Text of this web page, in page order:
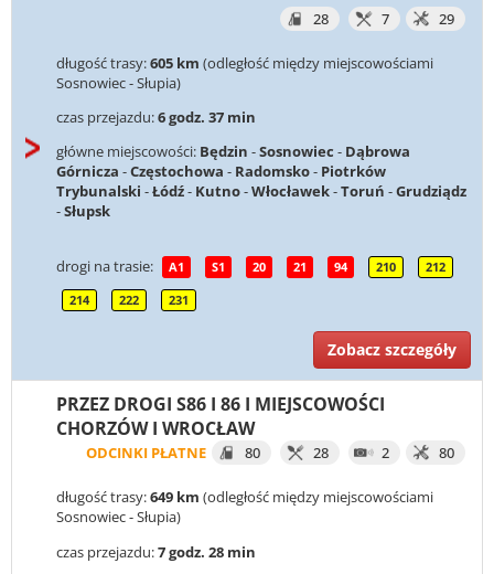
28
7 29
długość trasy:605 km (odległość między miejscowościami
Sosnowiec - Słupia)
czas przejazdu:6 godz. 37 min
główne miejscowości: Będzin -Sosnowiec - Dąbrowa
Górnicza -Częstochowa - Radomsko- Piotrków
Trybunalski -Łódź- Kutno-Włocławek-Toruń -Grudziądz
-Słupsk
drogi na trasie: A1 S1 20 21 94 210 212
214 222 231
Zobacz szczegóły
PRZEZ DROGI S86 I 86 I MIEJSCOWOŚCI
CHORZÓW I WROCŁAW
ODCINKI PŁATNE 80 28 2 80
długość trasy:649 km (odległość między miejscowościami
Sosnowiec - Słupia)
czas przejazdu:7 godz. 28 min